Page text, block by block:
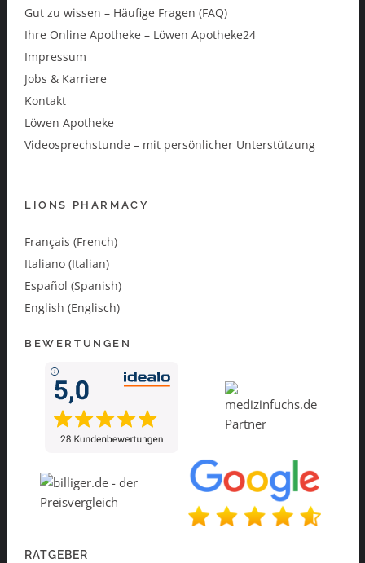
Gut zu wissen – Häufige Fragen (FAQ)
Ihre Online Apotheke – Löwen Apotheke24
Impressum
Jobs & Karriere
Kontakt
Löwen Apotheke
Videosprechstunde – mit persönlicher Unterstützung
LIONS PHARMACY
Français (French)
Italiano (Italian)
Español (Spanish)
English (Englisch)
BEWERTUNGEN
RATGEBER